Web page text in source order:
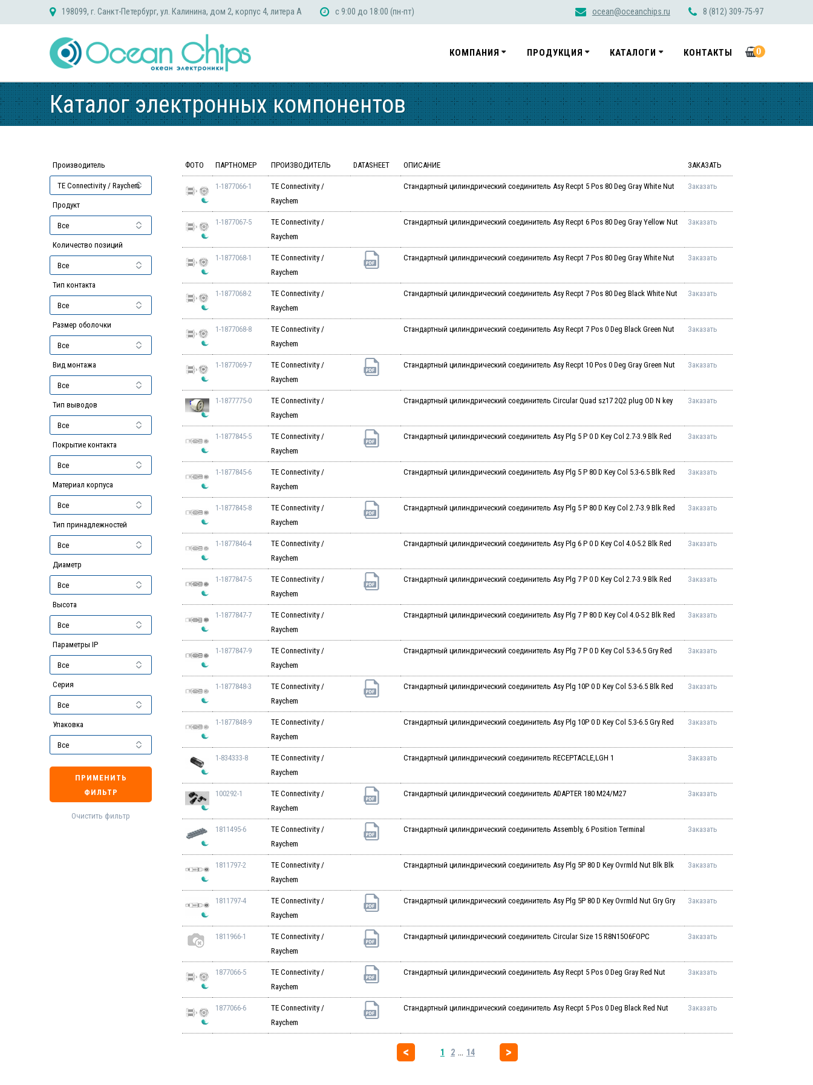
198099, г. Санкт-Петербург, ул. Калинина, дом 2, корпус 4, литера А с 9:00 до 18:00 (пн-пт) ocean@oceanchips.ru 8 (812) 309-75-97
КОМПАНИЯ ПРОДУКЦИЯ КАТАЛОГИ КОНТАКТЫ 0
Каталог электронных компонентов
Производитель
Продукт
Количество позиций
Тип контакта
Размер оболочки
Вид монтажа
Тип выводов
Покрытие контакта
Материал корпуса
Тип принадлежностей
Диаметр
Высота
Параметры IP
Серия
Упаковка
ПРИМЕНИТЬ
ФИЛЬТР
Очистить фильтр
ФОТО ПАРТНОМЕР ПРОИЗВОДИТЕЛЬ DATASHEET ОПИСАНИЕ ЗАКАЗАТЬ
1-1877066-1
TE Connectivity /
Raychem
Стандартный цилиндрический соединитель Asy Recpt 5 Pos 80 Deg Gray White Nut Заказать
1-1877067-5
TE Connectivity /
Raychem
Стандартный цилиндрический соединитель Asy Recpt 6 Pos 80 Deg Gray Yellow Nut Заказать
1-1877068-1
TE Connectivity /
Raychem
Стандартный цилиндрический соединитель Asy Recpt 7 Pos 80 Deg Gray White Nut Заказать
1-1877068-2
TE Connectivity /
Raychem
Стандартный цилиндрический соединитель Asy Recpt 7 Pos 80 Deg Black White Nut Заказать
1-1877068-8
TE Connectivity /
Raychem
Стандартный цилиндрический соединитель Asy Recpt 7 Pos 0 Deg Black Green Nut Заказать
1-1877069-7
TE Connectivity /
Raychem
Стандартный цилиндрический соединитель Asy Recpt 10 Pos 0 Deg Gray Green Nut Заказать
1-1877775-0
TE Connectivity /
Raychem
Стандартный цилиндрический соединитель Circular Quad sz17 2Q2 plug OD N key Заказать
1-1877845-5
TE Connectivity /
Raychem
Стандартный цилиндрический соединитель Asy Plg 5 P 0 D Key Col 2.7-3.9 Blk Red Заказать
1-1877845-6
TE Connectivity /
Raychem
Стандартный цилиндрический соединитель Asy Plg 5 P 80 D Key Col 5.3-6.5 Blk Red Заказать
1-1877845-8
TE Connectivity /
Raychem
Стандартный цилиндрический соединитель Asy Plg 5 P 80 D Key Col 2.7-3.9 Blk Red Заказать
1-1877846-4
TE Connectivity /
Raychem
Стандартный цилиндрический соединитель Asy Plg 6 P 0 D Key Col 4.0-5.2 Blk Red Заказать
1-1877847-5
TE Connectivity /
Raychem
Стандартный цилиндрический соединитель Asy Plg 7 P 0 D Key Col 2.7-3.9 Blk Red Заказать
1-1877847-7
TE Connectivity /
Raychem
Стандартный цилиндрический соединитель Asy Plg 7 P 80 D Key Col 4.0-5.2 Blk Red Заказать
1-1877847-9
TE Connectivity /
Raychem
Стандартный цилиндрический соединитель Asy Plg 7 P 0 D Key Col 5.3-6.5 Gry Red Заказать
1-1877848-3
TE Connectivity /
Raychem
Стандартный цилиндрический соединитель Asy Plg 10P 0 D Key Col 5.3-6.5 Blk Red Заказать
1-1877848-9
TE Connectivity /
Raychem
Стандартный цилиндрический соединитель Asy Plg 10P 0 D Key Col 5.3-6.5 Gry Red Заказать
1-834333-8
TE Connectivity /
Raychem
Стандартный цилиндрический соединитель RECEPTACLE,LGH 1 Заказать
100292-1
TE Connectivity /
Raychem
Стандартный цилиндрический соединитель ADAPTER 180 M24/M27 Заказать
1811495-6
TE Connectivity /
Raychem
Стандартный цилиндрический соединитель Assembly, 6 Position Terminal Заказать
1811797-2
TE Connectivity /
Raychem
Стандартный цилиндрический соединитель Asy Plg 5P 80 D Key Ovrmld Nut Blk Blk Заказать
1811797-4
TE Connectivity /
Raychem
Стандартный цилиндрический соединитель Asy Plg 5P 80 D Key Ovrmld Nut Gry Gry Заказать
1811966-1
TE Connectivity /
Raychem
Стандартный цилиндрический соединитель Circular Size 15 R8N15O6FOPC Заказать
1877066-5
TE Connectivity /
Raychem
Стандартный цилиндрический соединитель Asy Recpt 5 Pos 0 Deg Gray Red Nut Заказать
1877066-6
TE Connectivity /
Raychem
Стандартный цилиндрический соединитель Asy Recpt 5 Pos 0 Deg Black Red Nut Заказать
1 2 ... 14